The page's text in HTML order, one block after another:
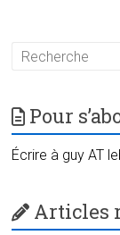
Pour
Écrire à guy AT
Articles